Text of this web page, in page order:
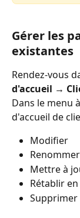
Gérer les
existantes
Rendez-vous
d'accueil →
Dans le menu
d'accueil de
Modifier
Renommer
Mettre à
Rétablir
Supprimer